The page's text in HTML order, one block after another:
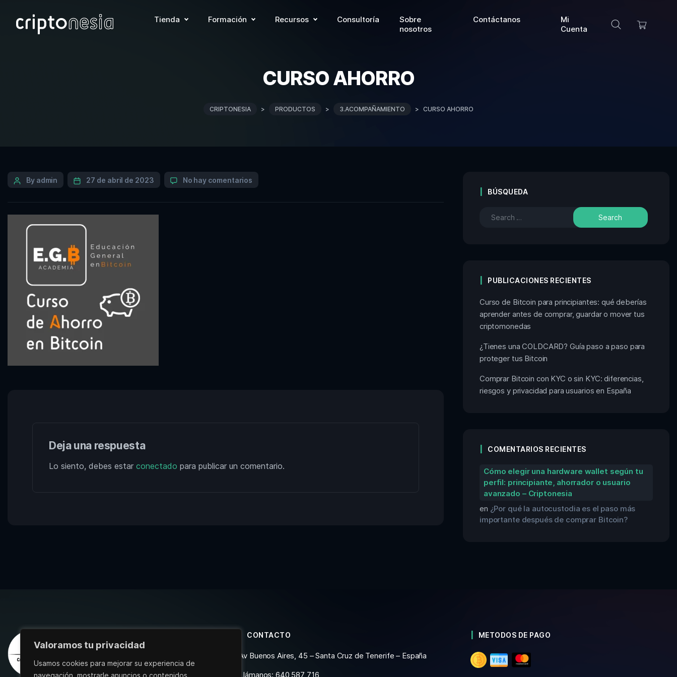
Valoramos tu privacidad
Usamos cookies para mejorar su experiencia de
navegación, mostrarle anuncios o contenidos
Tienda Formación Recursos Consultoría
Sobre
nosotros
Contáctanos
Mi
Cuenta
CURSO AHORRO
CRIPTONESIA > PRODUCTOS > 3.ACOMPAÑAMIENTO > CURSO AHORRO
By admin 27 de abril de 2023 No hay comentarios
Deja una respuesta
Lo siento, debes estar conectado para publicar un comentario.
BÚSQUEDA
PUBLICACIONES RECIENTES
Curso de Bitcoin para principiantes: qué deberías
aprender antes de comprar, guardar o mover tus
criptomonedas
¿Tienes una COLDCARD? Guía paso a paso para
proteger tus Bitcoin
Comprar Bitcoin con KYC o sin KYC: diferencias,
riesgos y privacidad para usuarios en España
COMENTARIOS RECIENTES
Cómo elegir una hardware wallet según tu
perfil: principiante, ahorrador o usuario
avanzado – Criptonesia
en ¿Por qué la autocustodia es el paso más
importante después de comprar Bitcoin?
CONTACTO
Av Buenos Aires, 45 – Santa Cruz de Tenerife – España
Llámanos: 640 587 716
METODOS DE PAGO